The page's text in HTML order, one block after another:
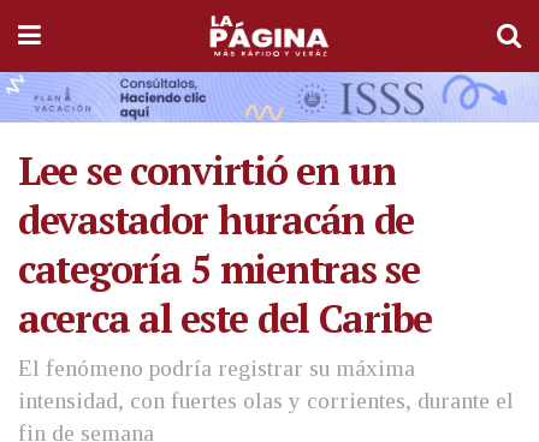
Lee se convirtió en un
devastador huracán de
categoría 5 mientras se
acerca al este del Caribe
El fenómeno podría registrar su máxima
intensidad, con fuertes olas y corrientes, durante el
fin de semana